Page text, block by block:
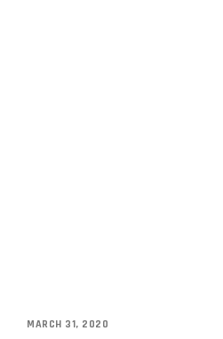
MARCH 31, 2020